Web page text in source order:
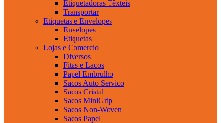
Etiquetadoras Têxteis
Transportar
Etiquetas e Envelopes
Envelopes
Etiquetas
Lojas e Comercio
Diversos
Fitas e Lacos
Papel Embrulho
Sacos Auto Servico
Sacos Cristal
Sacos MiniGrip
Sacos Non-Woven
Sacos Papel